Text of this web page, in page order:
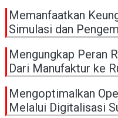
Memanfaatkan
Simulasi dan
Mengungkap Peran
Dari Manufaktur ke
Mengoptimalkan
Melalui Digitalisasi